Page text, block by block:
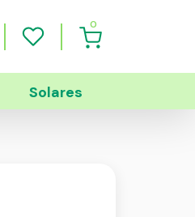
0
Solares